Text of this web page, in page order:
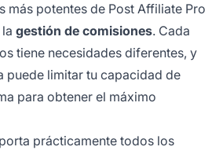
más potentes de Post Affiliate Pro
gestión de comisiones. Cada
tiene necesidades diferentes, y
puede limitar tu capacidad de
para obtener el máximo
prácticamente todos los